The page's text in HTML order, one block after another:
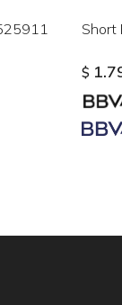
Short
$